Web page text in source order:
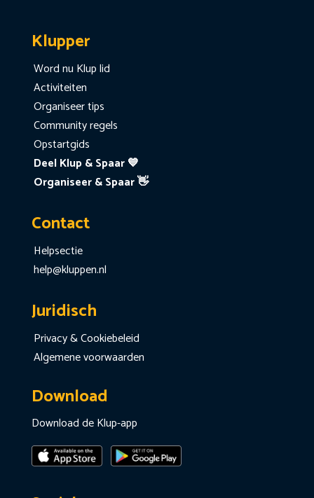
Klupper
Word nu Klup lid
Activiteiten
Organiseer tips
Community regels
Opstartgids
Deel Klup & Spaar 💙
Organiseer & Spaar 👋
Contact
Helpsectie
help@kluppen.nl
Juridisch
Privacy & Cookiebeleid
Algemene voorwaarden
Download
Download de Klup-app